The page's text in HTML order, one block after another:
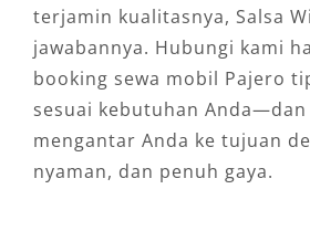
terjamin kualitasnya, Salsa
jawabannya. Hubungi kami
booking sewa mobil Pajero
sesuai kebutuhan
mengantar Anda ke tujuan
nyaman, dan penuh gaya.